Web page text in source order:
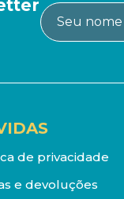
de privacidade
e devoluções